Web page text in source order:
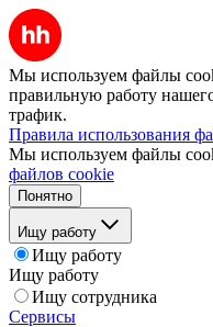
Мы используем файлы
правильную работу
трафик.
Правила использования
Мы используем файлы
файлов cookie
Понятно
Ищу работу
Ищу работу
Ищу работу
Ищу сотрудника
Сервисы